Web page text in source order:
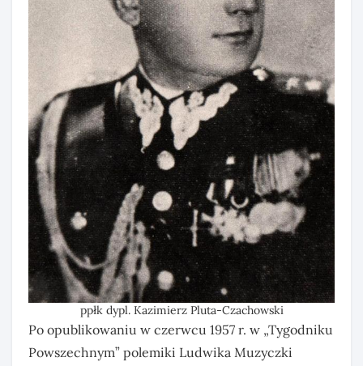
ppłk dypl. Kazimierz Pluta-Czachowski
Po opublikowaniu w czerwcu 1957 r. w „Tygodniku
Powszechnym” polemiki Ludwika Muzyczki